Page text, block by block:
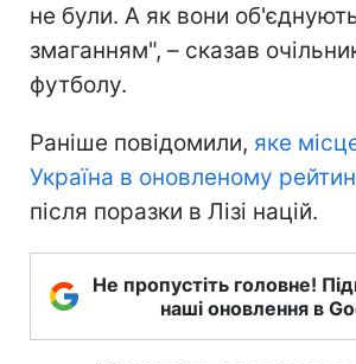
не були. А як вони
змаганням", – сказав
футболу.
Раніше повідомили, яке
Україна в оновленому
після поразки в Лізі націй.
Не пропустіть головне!
наші оновлення в